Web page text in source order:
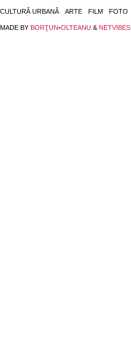
CULTURĂ URBANĂ ARTE FILM FOTO
MADE BY BORŢUN•OLTEANU & NETVIBES